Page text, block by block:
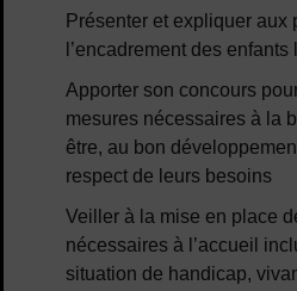
Présenter et expliquer
l’encadrement des
Apporter son concours
mesures nécessaires à la
être, au bon
respect de leurs besoins
Veiller à la mise en place
nécessaires à l’accueil
situation de handicap,